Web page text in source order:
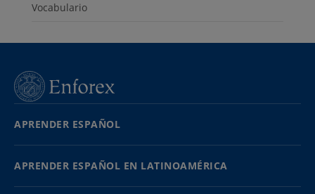
Vocabulario
APRENDER ESPAÑOL
APRENDER ESPAÑOL EN LATINOAMÉRICA